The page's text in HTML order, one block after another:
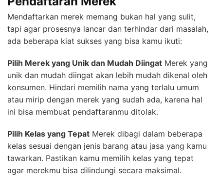
Mendaftarkan merek memang bukan hal yang sulit,
tapi agar prosesnya lancar dan terhindar dari masalah,
ada beberapa kiat sukses yang bisa kamu ikuti:
Pilih Merek yang Unik dan Mudah Diingat Merek yang
unik dan mudah diingat akan lebih mudah dikenal oleh
konsumen. Hindari memilih nama yang terlalu umum
atau mirip dengan merek yang sudah ada, karena hal
ini bisa membuat pendaftaranmu ditolak.
Pilih Kelas yang Tepat Merek dibagi dalam beberapa
kelas sesuai dengan jenis barang atau jasa yang kamu
tawarkan. Pastikan kamu memilih kelas yang tepat
agar merekmu bisa dilindungi secara maksimal.